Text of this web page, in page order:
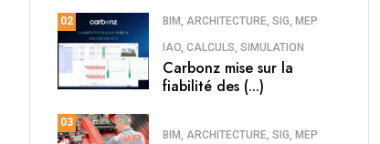
02 BIM, ARCHITECTURE, SIG, MEP
IAO, CALCULS, SIMULATION
Carbonz mise sur la
fiabilité des (...)
03
BIM, ARCHITECTURE, SIG, MEP